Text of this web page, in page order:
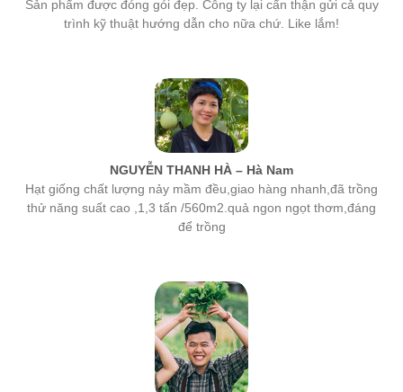
Sản phẩm được đóng gói đẹp. Công ty lại cẩn thận gửi cả quy
trình kỹ thuật hướng dẫn cho nữa chứ. Like lắm!
NGUYỄN THANH HÀ – Hà Nam
Hạt giống chất lượng nảy mầm đều,giao hàng nhanh,đã trồng
thử năng suất cao ,1,3 tấn /560m2.quả ngon ngọt thơm,đáng
để trồng